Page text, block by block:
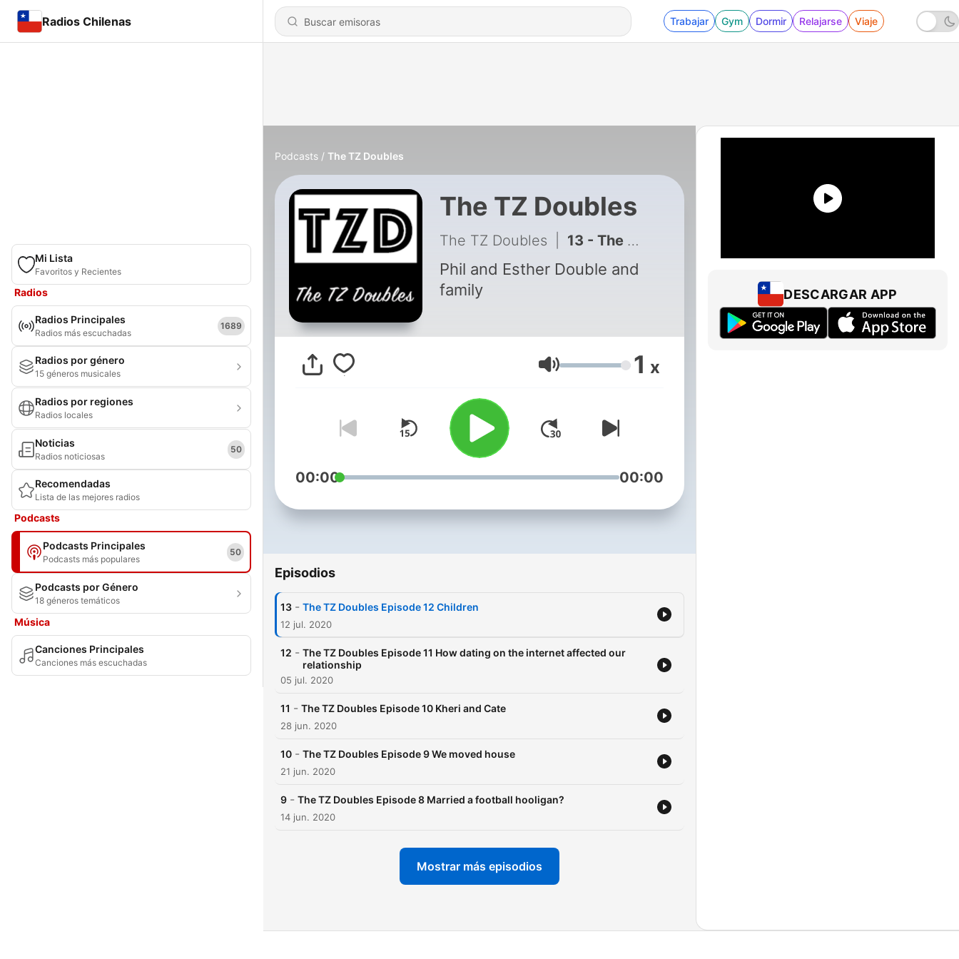
Radios Chilenas Trabajar Gym Dormir Relajarse Viaje
Mi Lista
Favoritos y Recientes
Radios
Radios Principales
Radios más escuchadas
1689
Radios por género
15 géneros musicales
Radios por regiones
Radios locales
Noticias
Radios noticiosas
50
Recomendadas
Lista de las mejores radios
Podcasts
Podcasts Principales
Podcasts más populares
50
Podcasts por Género
18 géneros temáticos
Música
Canciones Principales
Canciones más escuchadas
Podcasts The TZ Doubles
The TZ Doubles
The TZ Doubles 13 - The TZ Doubles Episode 12 Children
Phil and Esther Double and
family
Volumen 1 x
00:00 00:00
Episodios
13 - The TZ Doubles Episode 12 Children
12 jul. 2020
12 - The TZ Doubles Episode 11 How dating on the internet affected our
relationship
05 jul. 2020
11 - The TZ Doubles Episode 10 Kheri and Cate
28 jun. 2020
10 - The TZ Doubles Episode 9 We moved house
21 jun. 2020
9 - The TZ Doubles Episode 8 Married a football hooligan?
14 jun. 2020
Mostrar más episodios
DESCARGAR APP